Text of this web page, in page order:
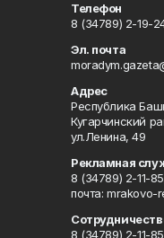
Телефон
8 (34789) 2-19-
Эл. почта
Адрес
Республика
Кугарчинский
ул.Ленина, 49
Рекламная
8 (34789) 2-11-
почта: mrakovo-
8 (34789) 2-11-